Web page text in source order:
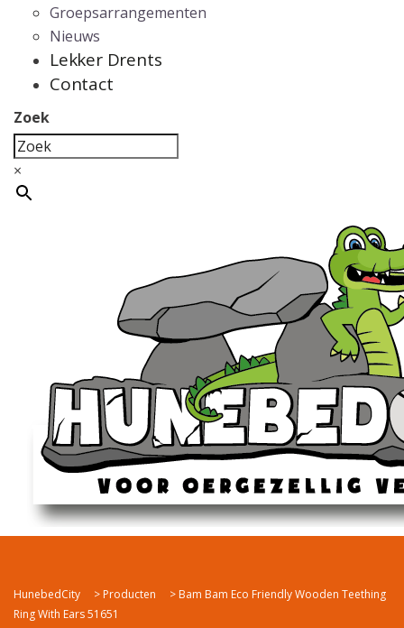
Groepsarrangementen
Nieuws
Lekker Drents
Contact
Zoek
×
HunebedCity > Producten > Bam Bam Eco Friendly Wooden Teething
Ring With Ears 51651